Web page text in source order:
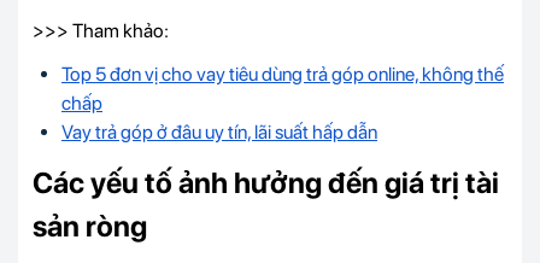
>>> Tham khảo:
Top 5 đơn vị cho vay tiêu dùng trả góp online, không thế
chấp
Vay trả góp ở đâu uy tín, lãi suất hấp dẫn
Các yếu tố ảnh hưởng đến giá trị tài
sản ròng